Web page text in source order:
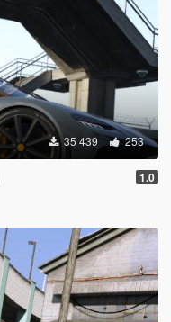
35 439 253
1.0